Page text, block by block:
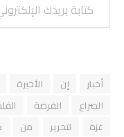
أخبار إن الأخيرة
الصراع
الفرصة
غزة
لتحرير من